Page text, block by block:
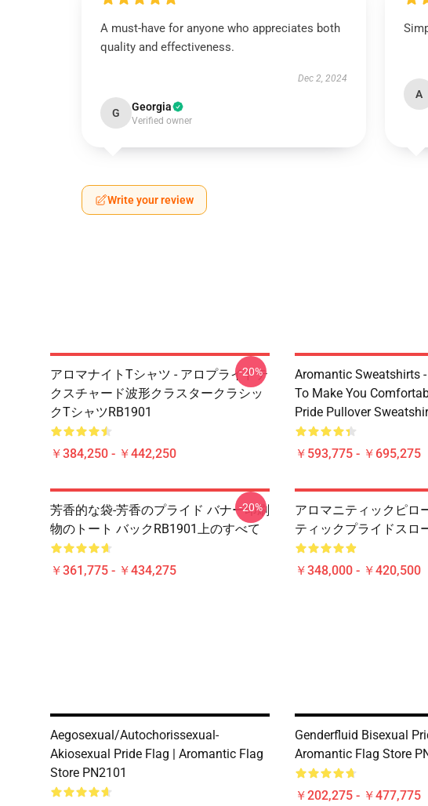
A must-have for anyone who appreciates both
quality and effectiveness.
Dec 2, 2024
G Georgia
Verified owner
A
Write your review
アロマナイトTシャツ - アロプライドテ
クスチャード波形クラスタークラシッ
クTシャツRB1901
￥384,250 - ￥442,250
-20%
Aromantic Sweatshirts
To Make You
Pride Pullover
￥593,775 - ￥695,275
芳香的な袋-芳香のプライド バナー印刷
物のトート バックRB1901上のすべて
￥361,775 - ￥434,275
-20%
アロマニティックピロ
ティックプライドスロ
￥348,000 - ￥420,500
Aegosexual/Autochorissexual-
Akiosexual Pride Flag | Aromantic Flag
Store PN2101
Genderfluid Bisexual
Aromantic Flag Store
￥202,275 - ￥477,775